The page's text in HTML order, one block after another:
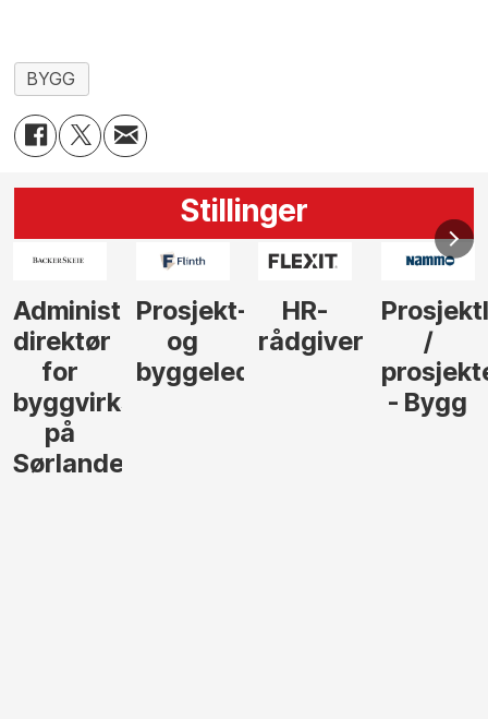
BYGG
Stillinger
for
Prosjekt-
byggeleder
HR-
rådgiver
- Bygg